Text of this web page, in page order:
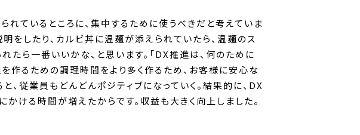
ているところに、集中するために使うべきだと考えていま
をしたり、カルビ丼に温麺が添えられていたら、温麺のス
たら一番いいかな、と思います。「DX推進は、何のために
作るための調理時間をより多く作るため、お客様に安心な
、従業員もどんどんポジティブになっていく。結果的に、DX
ける時間が増えたからです。収益も大きく向上しました。